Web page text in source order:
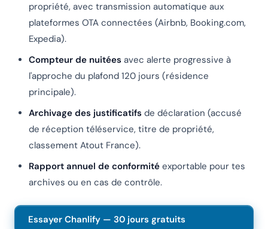
propriété, avec transmission automatique aux
plateformes OTA connectées (Airbnb, Booking.com,
Expedia).
Compteur de nuitées avec alerte progressive à
l'approche du plafond 120 jours (résidence
principale).
Archivage des justificatifs de déclaration (accusé
de réception téléservice, titre de propriété,
classement Atout France).
Rapport annuel de conformité exportable pour tes
archives ou en cas de contrôle.
Essayer Chanlify — 30 jours gratuits